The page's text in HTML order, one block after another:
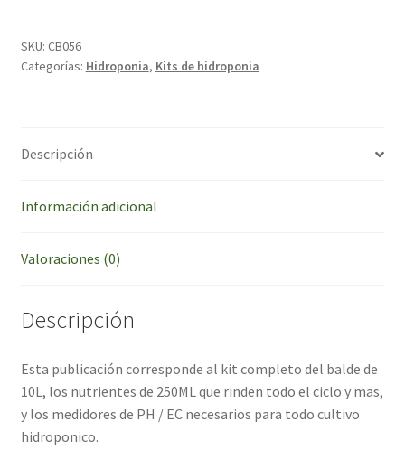
SKU: CB056
Categorías: Hidroponia, Kits de hidroponia
Descripción
Información adicional
Valoraciones (0)
Descripción
Esta publicación corresponde al kit completo del balde de
10L, los nutrientes de 250ML que rinden todo el ciclo y mas,
y los medidores de PH / EC necesarios para todo cultivo
hidroponico.